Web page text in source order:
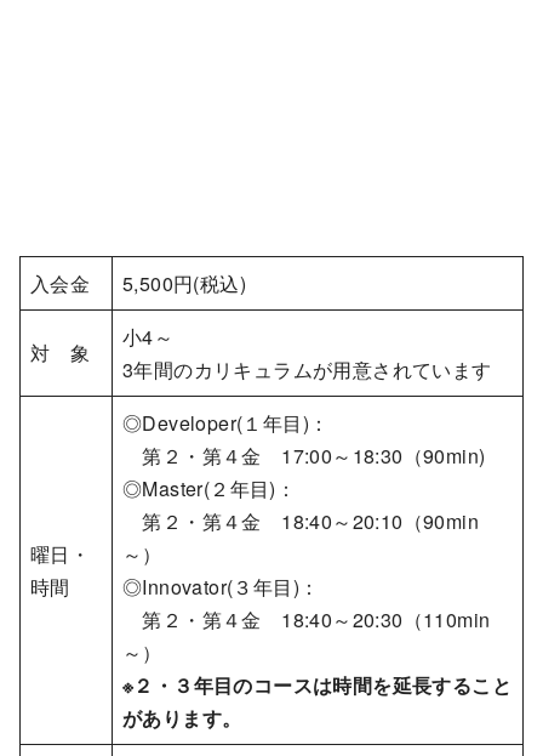
入会金 5,500円(税込)
対 象
小4～
3年間のカリキュラムが用意されています
曜日・
時間
◎Developer(１年目)：
第２・第４金 17:00～18:30（90min)
◎Master(２年目)：
第２・第４金 18:40～20:10（90min
～）
◎Innovator(３年目)：
第２・第４金 18:40～20:30（110min
～）
※２・３年目のコースは時間を延長すること
があります。